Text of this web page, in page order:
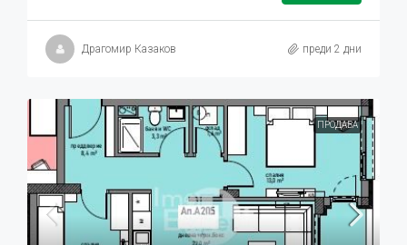
Драгомир Казаков преди 2 дни
ПРОДАВА